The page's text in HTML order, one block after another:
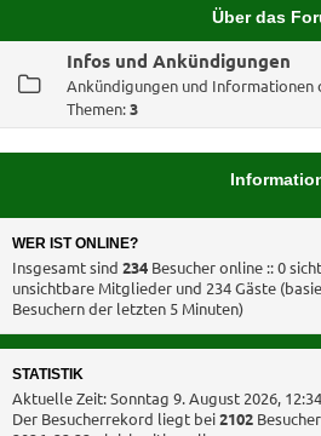
Über das
Infos und Ankündigungen
Ankündigungen und Informationen
Themen:3
WER IST ONLINE?
Insgesamt sind 234 Besucher online :: 0
unsichtbare Mitglieder und 234 Gäste
Besuchern der letzten 5 Minuten)
STATISTIK
Aktuelle Zeit: Sonntag 9. August 2026, 12:34
Der Besucherrekord liegt bei2102